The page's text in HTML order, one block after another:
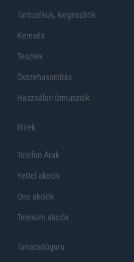
Tartozékok, kiegeszítők
Keresés
Tesztek
Összehasonlítás
Használati útmutatók
Hirek
Telefon Árak
Yettel akciók
One akciók
Telekom akciók
Tanácsdóguru